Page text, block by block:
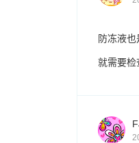
防冻液
就需要检